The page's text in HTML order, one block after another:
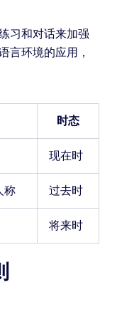
习和对话来加强
言环境的应用，
时态
现在时
称 过去时
将来时